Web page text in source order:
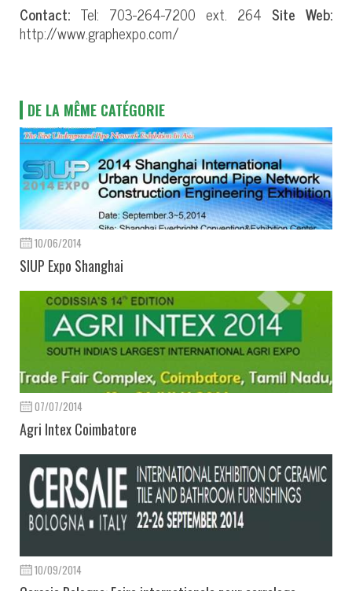
Contact: Tel: 703-264-7200 ext. 264 Site Web:
http://www.graphexpo.com/
DE LA MÊME CATÉGORIE
10/06/2014
SIUP Expo Shanghai
07/07/2014
Agri Intex Coimbatore
10/09/2014